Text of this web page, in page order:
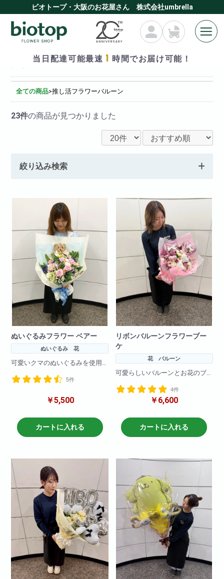
ビオトープ・大阪のお花屋さん 株式会社umbrella
当日配達可能最速 1 時間でお届け可能！
推し活フラワーバルーン
全ての商品>推し活フラワーバルーン
23件の商品が見つかりました
絞り込み検索
ぬいぐるみフラワー ベアー
ぬいぐるみ 花
可愛いクマのぬいぐるみを使用
大きさもちょうど良いサイズに
プレゼントのお供に是非ご検討
※写真はイメージです
仕入れ状況により花材は変動い
5件
￥5,500
カートに入れる
リボンバルーンフラワーブー
ケ
花 バルーン
可愛らしいバルーンとお花のブ
バルーンに流行りのリボンをつ
けてより可愛く！
ください!
※写真はイメージです
何卒ご了承ください。
4件
￥6,600
カートに入れる